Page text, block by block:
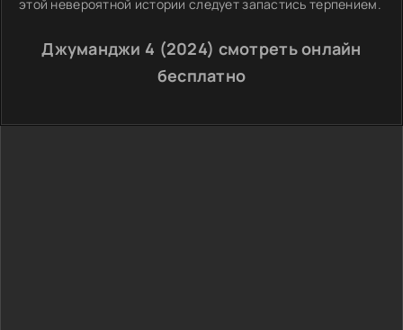
этой невероятной истории следует запастись терпением.
Джуманджи 4 (2024) смотреть онлайн
бесплатно